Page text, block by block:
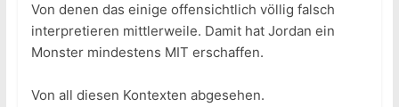
Von denen das einige offensichtlich völlig falsch
interpretieren mittlerweile. Damit hat Jordan ein
Monster mindestens MIT erschaffen.
Von all diesen Kontexten abgesehen.